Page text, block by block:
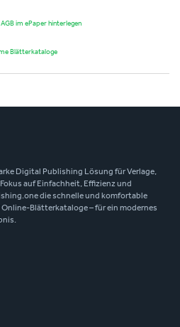
im ePaper hinterlegen
Blätterkataloge
Digital Publishing Lösung für Verlage,
auf Einfachheit, Effizienz und
die schnelle und komfortable
Blätterkataloge – für ein modernes